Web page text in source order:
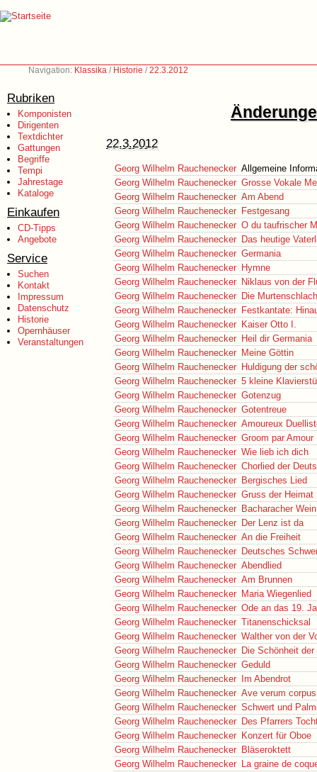
Navigation: Klassika / Historie /22.3.2012
Rubriken
Komponisten
Dirigenten
Textdichter
Gattungen
Begriffe
Tempi
Jahrestage
Kataloge
Einkaufen
CD-Tipps
Angebote
Service
Suchen
Kontakt
Impressum
Datenschutz
Historie
Opernhäuser
Veranstaltungen
22.3.2012
Georg Wilhelm Rauchenecker Allgemeine
Georg Wilhelm Rauchenecker Grosse Vokale
Georg Wilhelm Rauchenecker Am Abend
Georg Wilhelm Rauchenecker Festgesang
Georg Wilhelm Rauchenecker O du taufrischer
Georg Wilhelm Rauchenecker Das heutige
Georg Wilhelm Rauchenecker Germania
Georg Wilhelm Rauchenecker Hymne
Georg Wilhelm Rauchenecker Niklaus von der
Georg Wilhelm Rauchenecker Die
Georg Wilhelm Rauchenecker Festkantate:
Georg Wilhelm Rauchenecker Kaiser Otto I.
Georg Wilhelm Rauchenecker Heil dir Germania
Georg Wilhelm Rauchenecker Meine Göttin
Georg Wilhelm Rauchenecker Huldigung der
Georg Wilhelm Rauchenecker 5 kleine
Georg Wilhelm Rauchenecker Gotenzug
Georg Wilhelm Rauchenecker Gotentreue
Georg Wilhelm Rauchenecker Amoureux
Georg Wilhelm Rauchenecker Groom par Amour
Georg Wilhelm Rauchenecker Wie lieb ich dich
Georg Wilhelm Rauchenecker Chorlied der
Georg Wilhelm Rauchenecker Bergisches Lied
Georg Wilhelm Rauchenecker Gruss der Heimat
Georg Wilhelm Rauchenecker Bacharacher Wein
Georg Wilhelm Rauchenecker Der Lenz ist da
Georg Wilhelm Rauchenecker An die Freiheit
Georg Wilhelm Rauchenecker Deutsches
Georg Wilhelm Rauchenecker Abendlied
Georg Wilhelm Rauchenecker Am Brunnen
Georg Wilhelm Rauchenecker Maria Wiegenlied
Georg Wilhelm Rauchenecker Ode an das 19.
Georg Wilhelm Rauchenecker Titanenschicksal
Georg Wilhelm Rauchenecker Walther von der
Georg Wilhelm Rauchenecker Die Schönheit der
Georg Wilhelm Rauchenecker Geduld
Georg Wilhelm Rauchenecker
Im Abendrot
Georg Wilhelm Rauchenecker Ave verum corpus
Georg Wilhelm Rauchenecker Schwert und
Georg Wilhelm Rauchenecker Des Pfarrers
Georg Wilhelm Rauchenecker Konzert für Oboe
Georg Wilhelm Rauchenecker Bläseroktett
Georg Wilhelm Rauchenecker La graine de